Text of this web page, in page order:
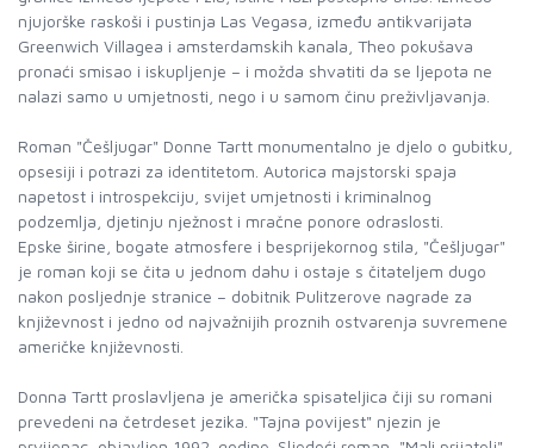
njujorške raskoši i pustinja Las Vegasa, između antikvarijata
Greenwich Villagea i amsterdamskih kanala, Theo pokušava
pronaći smisao i iskupljenje – i možda shvatiti da se ljepota ne
nalazi samo u umjetnosti, nego i u samom činu preživljavanja.
Roman "Češljugar" Donne Tartt monumentalno je djelo o gubitku,
opsesiji i potrazi za identitetom. Autorica majstorski spaja
napetost i introspekciju, svijet umjetnosti i kriminalnog
podzemlja, djetinju nježnost i mračne ponore odraslosti.
Epske širine, bogate atmosfere i besprijekornog stila, "Češljugar"
je roman koji se čita u jednom dahu i ostaje s čitateljem dugo
nakon posljednje stranice – dobitnik Pulitzerove nagrade za
književnost i jedno od najvažnijih proznih ostvarenja suvremene
američke književnosti.
Donna Tartt proslavljena je američka spisateljica čiji su romani
prevedeni na četrdeset jezika. "Tajna povijest" njezin je